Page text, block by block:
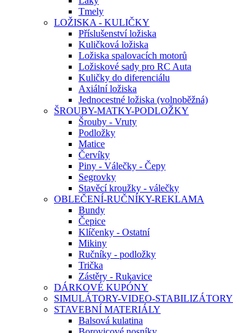
Tmely
LOŽISKA - KULIČKY
Příslušenství ložiska
Kuličková ložiska
Ložiska spalovacích motorů
Ložiskové sady pro RC Auta
Kuličky do diferenciálu
Axiální ložiska
Jednocestné ložiska (volnoběžná)
ŠROUBY-MATKY-PODLOŽKY
Šrouby - Vruty
Podložky
Matice
Červíky
Piny - Válečky - Čepy
Segrovky
Stavěcí kroužky - válečky
OBLEČENÍ-RUČNÍKY-REKLAMA
Bundy
Čepice
Klíčenky - Ostatní
Mikiny
Ručníky - podložky
Trička
Zástěry - Rukavice
DÁRKOVÉ KUPÓNY
SIMULÁTORY-VIDEO-STABILIZÁTORY
STAVEBNÍ MATERIÁLY
Balsová kulatina